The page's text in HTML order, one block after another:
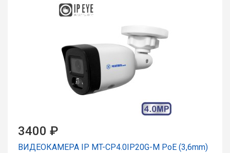
3400 ₽
ВИДЕОКАМЕРА IP MT-CP4.0IP20G-M PoE (3,6mm)